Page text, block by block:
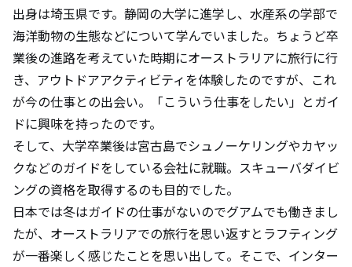
出身は埼玉県です。静岡の大学に進学し、水産系の学部で
海洋動物の生態などについて学んでいました。ちょうど卒
業後の進路を考えていた時期にオーストラリアに旅行に行
き、アウトドアアクティビティを体験したのですが、これ
が今の仕事との出会い。「こういう仕事をしたい」とガイ
ドに興味を持ったのです。
そして、大学卒業後は宮古島でシュノーケリングやカヤッ
クなどのガイドをしている会社に就職。スキューバダイビ
ングの資格を取得するのも目的でした。
日本では冬はガイドの仕事がないのでグアムでも働きまし
たが、オーストラリアでの旅行を思い返すとラフティング
が一番楽しく感じたことを思い出して。そこで、インター